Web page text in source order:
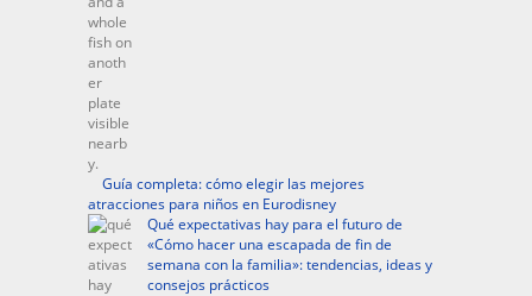
Guía completa: cómo elegir las mejores
atracciones para niños en Eurodisney
Qué expectativas hay para el futuro de
«Cómo hacer una escapada de fin de
semana con la familia»: tendencias, ideas y
consejos prácticos